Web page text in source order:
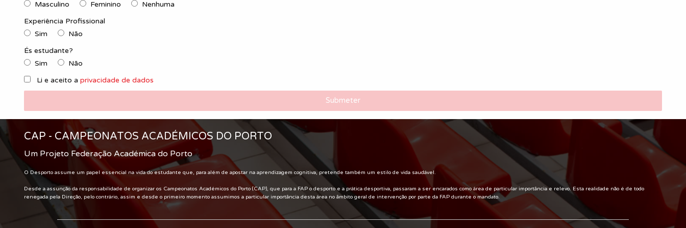
Masculino Feminino
Nenhuma
Experiência Profissional
Sim
Não
És estudante?
Sim
Não
Li e aceito a privacidade de dados
Submeter
CAP - CAMPEONATOS ACADÉMICOS DO PORTO
Um Projeto Federação Académica do Porto
O Desporto assume um papel essencial na vida do estudante que, para além de apostar na aprendizagem cognitiva, pretende também um estilo de vida saudável.
Desde a assunção da responsabilidade de organizar os Campeonatos Académicos do Porto (CAP), que para a FAP o desporto e a prática desportiva, passaram a ser encarados como área de particular importância e relevo. Esta realidade não é de todo
renegada pela Direção, pelo contrário, assim e desde o primeiro momento assumimos a particular importância desta área no âmbito geral de intervenção por parte da FAP durante o mandato.